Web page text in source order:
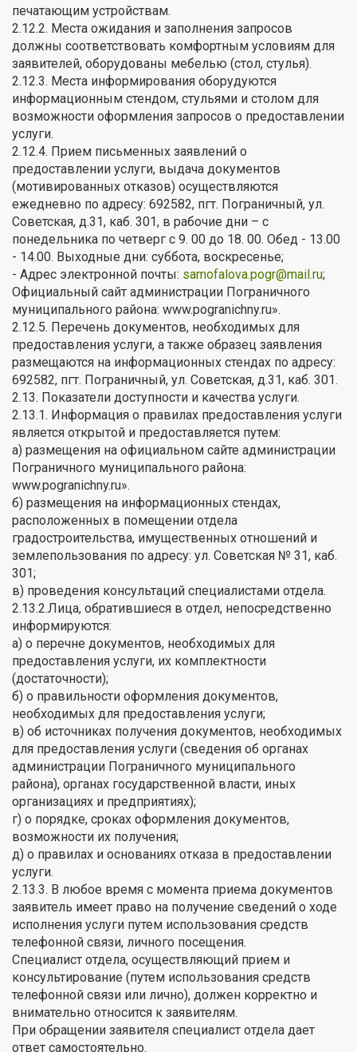
печатающим устройствам.
2.12.2. Места ожидания и заполнения запросов
должны соответствовать комфортным условиям для
заявителей, оборудованы мебелью (стол, стулья).
2.12.3. Места информирования оборудуются
информационным стендом, стульями и столом для
возможности оформления запросов о предоставлении
услуги.
2.12.4. Прием письменных заявлений о
предоставлении услуги, выдача документов
(мотивированных отказов) осуществляются
ежедневно по адресу: 692582, пгт. Пограничный, ул.
Советская, д.31, каб. 301, в рабочие дни – с
понедельника по четверг с 9. 00 до 18. 00. Обед - 13.00
- 14.00. Выходные дни: суббота, воскресенье;
- Адрес электронной почты: samofalova.pogr@mail.ru;
Официальный сайт администрации Пограничного
муниципального района: www.pogranichny.ru».
2.12.5. Перечень документов, необходимых для
предоставления услуги, а также образец заявления
размещаются на информационных стендах по адресу:
692582, пгт. Пограничный, ул. Советская, д.31, каб. 301.
2.13. Показатели доступности и качества услуги.
2.13.1. Информация о правилах предоставления услуги
является открытой и предоставляется путем:
а) размещения на официальном сайте администрации
Пограничного муниципального района:
www.pogranichny.ru».
б) размещения на информационных стендах,
расположенных в помещении отдела
градостроительства, имущественных отношений и
землепользования по адресу: ул. Советская № 31, каб.
301;
в) проведения консультаций специалистами отдела.
2.13.2.Лица, обратившиеся в отдел, непосредственно
информируются:
а) о перечне документов, необходимых для
предоставления услуги, их комплектности
(достаточности);
б) о правильности оформления документов,
необходимых для предоставления услуги;
в) об источниках получения документов, необходимых
для предоставления услуги (сведения об органах
администрации Пограничного муниципального
района), органах государственной власти, иных
организациях и предприятиях);
г) о порядке, сроках оформления документов,
возможности их получения;
д) о правилах и основаниях отказа в предоставлении
услуги.
2.13.3. В любое время с момента приема документов
заявитель имеет право на получение сведений о ходе
исполнения услуги путем использования средств
телефонной связи, личного посещения.
Специалист отдела, осуществляющий прием и
консультирование (путем использования средств
телефонной связи или лично), должен корректно и
внимательно относится к заявителям.
При обращении заявителя специалист отдела дает
ответ самостоятельно.